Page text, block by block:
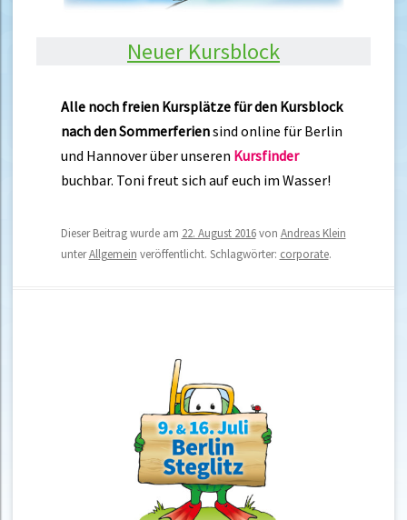
Neuer Kursblock
Alle noch freien Kursplätze für den Kursblock
nach den Sommerferiensind online für Berlin
und Hannover über unseren Kursfinder
buchbar. Toni freut sich auf euch im Wasser!
Dieser Beitrag wurde am 22. August 2016von Andreas Klein
unterAllgemein veröffentlicht. Schlagwörter: corporate.